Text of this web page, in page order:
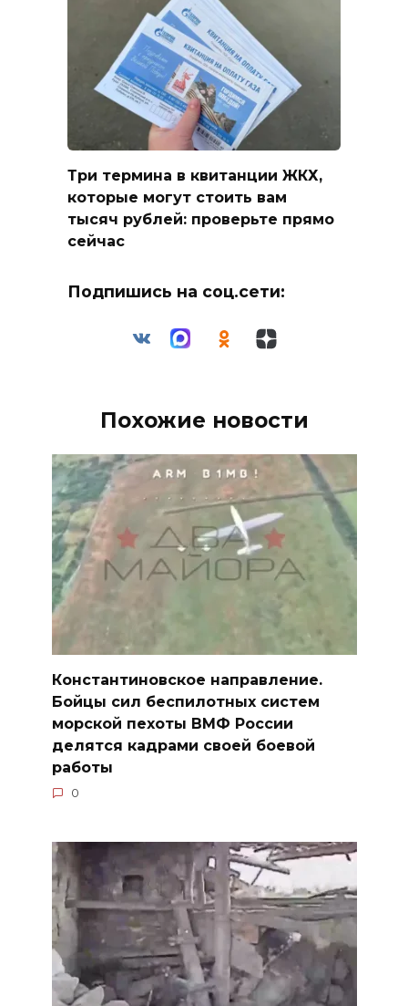
Три термина в квитанции ЖКХ,
которые могут стоить вам
тысяч рублей: проверьте прямо
сейчас
Подпишись на соц.сети:
Похожие новости
Константиновское направление.
Бойцы сил беспилотных систем
морской пехоты ВМФ России
делятся кадрами своей боевой
работы
0